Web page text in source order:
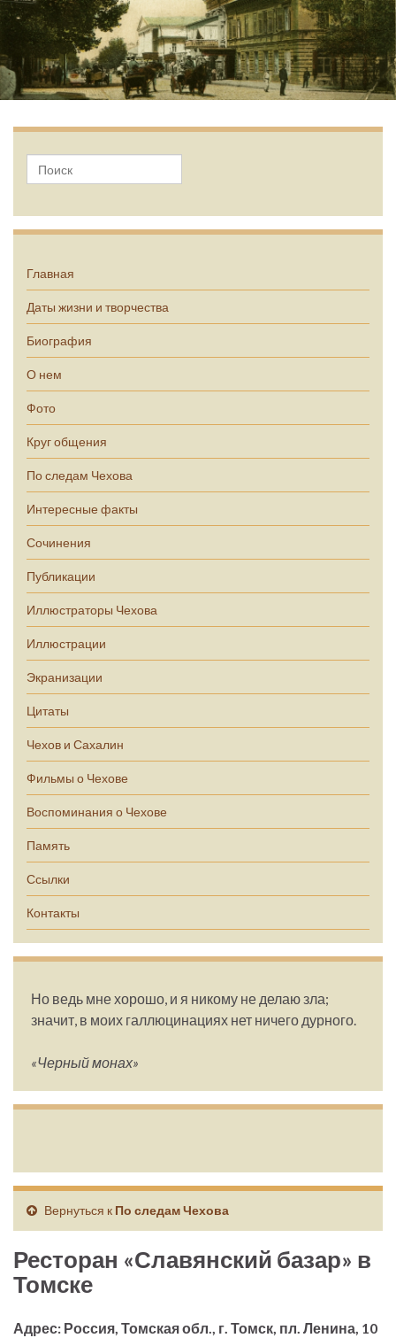
Главная
Даты жизни и творчества
Биография
О нем
Фото
Круг общения
По следам Чехова
Интересные факты
Сочинения
Публикации
Иллюстраторы Чехова
Иллюстрации
Экранизации
Цитаты
Чехов и Сахалин
Фильмы о Чехове
Воспоминания о Чехове
Память
Ссылки
Контакты
Но ведь мне хорошо, и я никому не делаю зла;
значит, в моих галлюцинациях нет ничего дурного.
«Черный монах»
Вернуться к По следам Чехова
Ресторан «Славянский базар» в
Томске
Адрес: Россия, Томская обл., г. Томск, пл. Ленина, 10